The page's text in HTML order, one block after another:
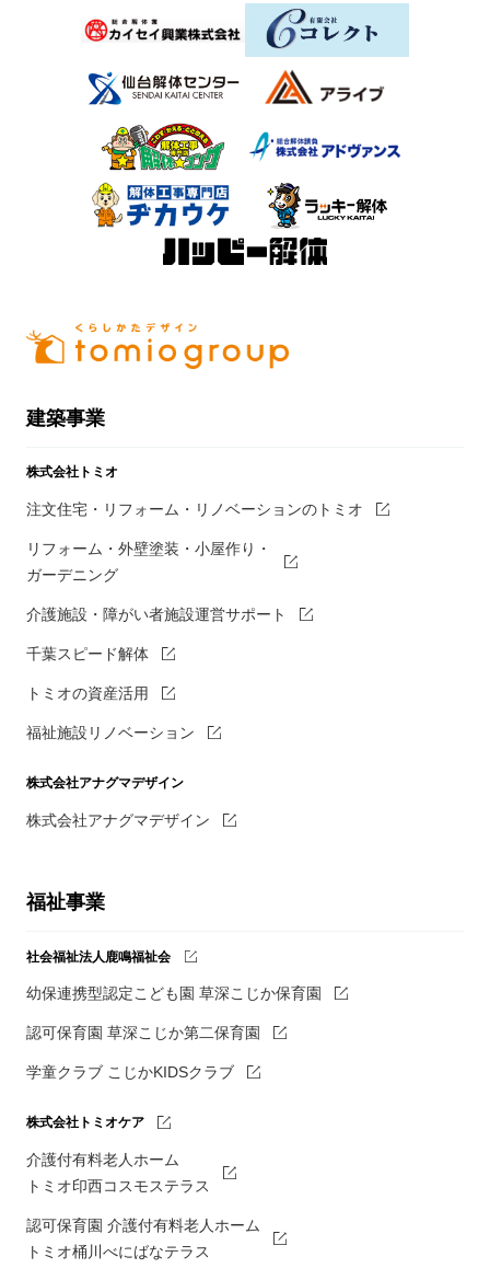
建築事業
株式会社トミオ
注文住宅・リフォーム・リノベーションのトミオ
リフォーム・外壁塗装・小屋作り・
ガーデニング
介護施設・障がい者施設運営サポート
千葉スピード解体
トミオの資産活用
福祉施設リノベーション
株式会社アナグマデザイン
株式会社アナグマデザイン
福祉事業
社会福祉法人鹿鳴福祉会
幼保連携型認定こども園 草深こじか保育園
認可保育園 草深こじか第二保育園
学童クラブ こじかKIDSクラブ
株式会社トミオケア
介護付有料老人ホーム
トミオ印西コスモステラス
認可保育園 介護付有料老人ホーム
トミオ桶川べにばなテラス